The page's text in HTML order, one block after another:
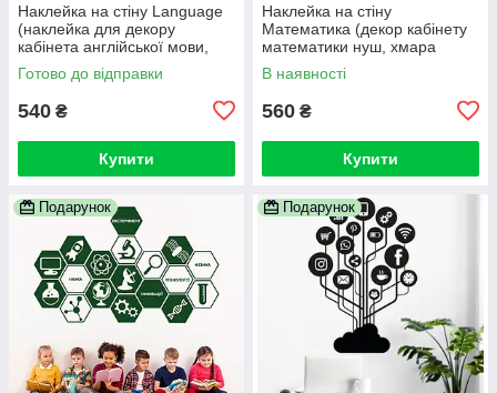
Наклейка на стіну Language
(наклейка для декору
кабінета англійської мови,
дизайн школи нуш, купити)
Готово до відправки
540 ₴
Купити
Наклейка на стіну
Математика (декор кабінету
математики нуш, хмара
математичних формул)
В наявності
560 ₴
Купити
Подарунок Подарунок